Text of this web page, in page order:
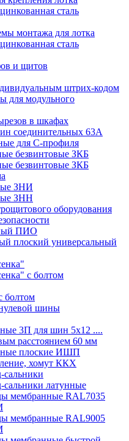
сталь
монтажа для лотка
сталь
и щитов
штрих-кодом
для модульного
в шкафах
соединительных 63А
для С-профиля
безвинтовые ЗКБ
безвинтовые ЗКБ
ЗНИ
ЗНН
оборудования
ПИО
плоский универсальный
с болтом
болтом
шины
3П для шин 5х12 ....
расстоянием 60 мм
плоские ИШП
хомут ККХ
сальники
сальники латунные
мембранные RAL7035
мембранные RAL9005